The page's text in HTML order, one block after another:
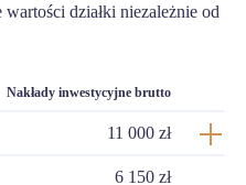
działki niezależnie od
Nakłady inwestycyjne brutto
11 000 zł
6 150 zł